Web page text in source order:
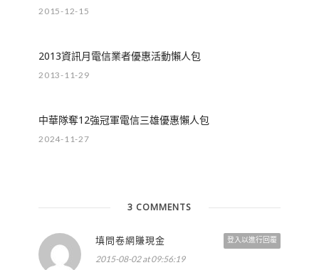
2015-12-15
2013資訊月電信業者優惠活動懶人包
2013-11-29
中華隊奪12強冠軍電信三雄優惠懶人包
2024-11-27
3 COMMENTS
登入以進行回覆
填問卷網賺現金
2015-08-02 at 09:56:19